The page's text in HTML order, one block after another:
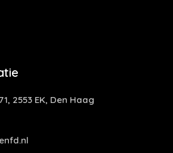
2553 EK, Den Haag